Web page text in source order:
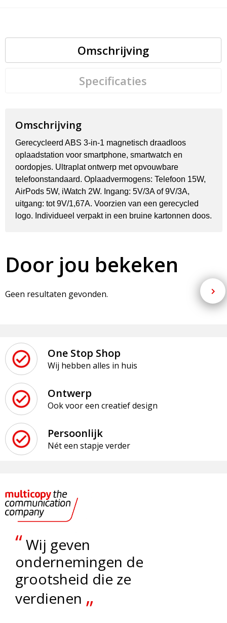
Omschrijving
Specificaties
Omschrijving
Gerecycleerd ABS 3-in-1 magnetisch draadloos
oplaadstation voor smartphone, smartwatch en
oordopjes. Ultraplat ontwerp met opvouwbare
telefoonstandaard. Oplaadvermogens: Telefoon 15W,
AirPods 5W, iWatch 2W. Ingang: 5V/3A of 9V/3A,
uitgang: tot 9V/1,67A. Voorzien van een gerecycled
logo. Individueel verpakt in een bruine kartonnen doos.
Door jou bekeken
Geen resultaten gevonden.
One Stop Shop
Wij hebben alles in huis
Ontwerp
Ook voor een creatief design
Persoonlijk
Nét een stapje verder
“Wij geven
ondernemingen de
grootsheid die ze
verdienen „